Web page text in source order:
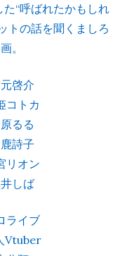
“呼ばれたかもしれ
トの話を聞くましろ
。
啓介
コトカ
るる
詩子
リオン
しば
ライブ
Vtuber